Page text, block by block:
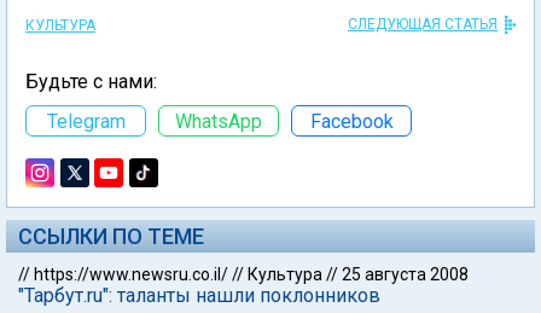
КУЛЬТУРА СЛЕДУЮЩАЯ СТАТЬЯ
Будьте с нами:
Telegram
WhatsApp Facebook
ССЫЛКИ ПО ТЕМЕ
// https://www.newsru.co.il/// Культура //25 августа 2008
"Тарбут.ru": таланты нашли поклонников